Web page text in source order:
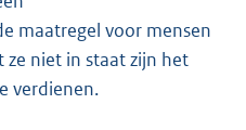
maatregel voor mensen
ze niet in staat zijn het
verdienen.